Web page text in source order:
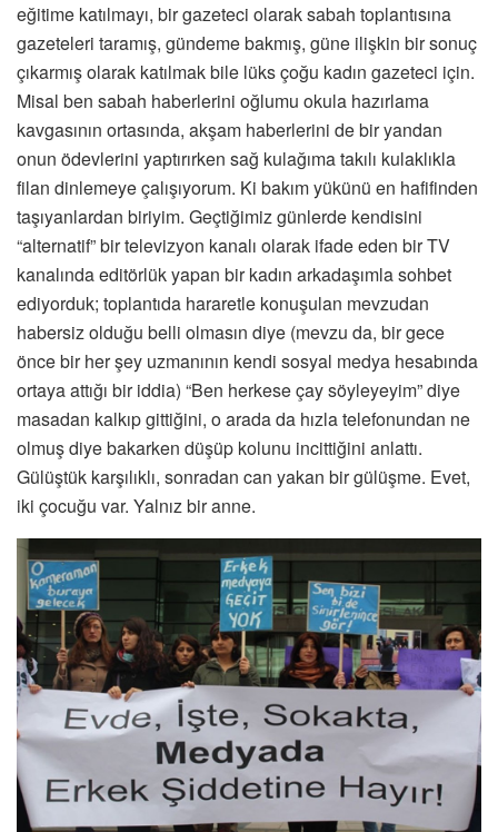
eğitime katılmayı, bir gazeteci olarak sabah toplantısına
gazeteleri taramış, gündeme bakmış, güne ilişkin bir sonuç
çıkarmış olarak katılmak bile lüks çoğu kadın gazeteci için.
Misal ben sabah haberlerini oğlumu okula hazırlama
kavgasının ortasında, akşam haberlerini de bir yandan
onun ödevlerini yaptırırken sağ kulağıma takılı kulaklıkla
filan dinlemeye çalışıyorum. Ki bakım yükünü en hafifinden
taşıyanlardan biriyim. Geçtiğimiz günlerde kendisini
“alternatif” bir televizyon kanalı olarak ifade eden bir TV
kanalında editörlük yapan bir kadın arkadaşımla sohbet
ediyorduk; toplantıda hararetle konuşulan mevzudan
habersiz olduğu belli olmasın diye (mevzu da, bir gece
önce bir her şey uzmanının kendi sosyal medya hesabında
ortaya attığı bir iddia) “Ben herkese çay söyleyeyim” diye
masadan kalkıp gittiğini, o arada da hızla telefonundan ne
olmuş diye bakarken düşüp kolunu incittiğini anlattı.
Gülüştük karşılıklı, sonradan can yakan bir gülüşme. Evet,
iki çocuğu var. Yalnız bir anne.